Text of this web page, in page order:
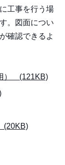
工事を行う場
。図面につい
確認できるよ
） (121KB)
(20KB)